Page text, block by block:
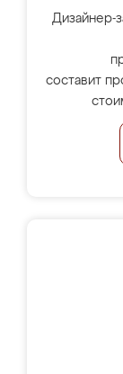
Дизайнер-
составит